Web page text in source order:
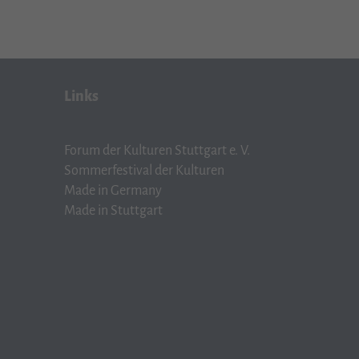
Links
Forum der Kulturen Stuttgart e. V.
Sommerfestival der Kulturen
Made in Germany
Made in Stuttgart